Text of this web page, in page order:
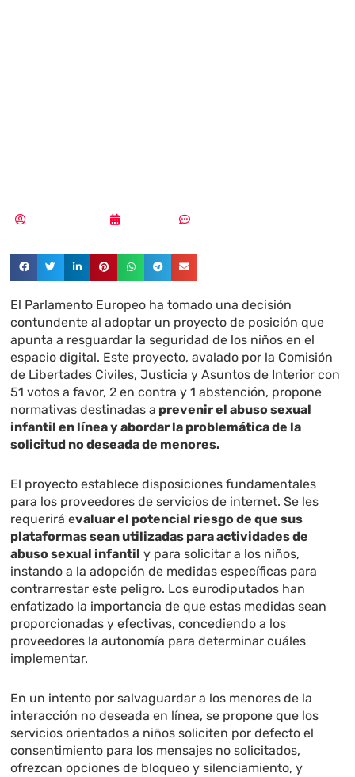
El Parlamento Europeo ha tomado una decisión
contundente al adoptar un proyecto de posición que
apunta a resguardar la seguridad de los niños en el
espacio digital. Este proyecto, avalado por la Comisión
de Libertades Civiles, Justicia y Asuntos de Interior con
51 votos a favor, 2 en contra y 1 abstención, propone
normativas destinadas a prevenir el abuso sexual
infantil en línea y abordar la problemática de la
solicitud no deseada de menores.
El proyecto establece disposiciones fundamentales
para los proveedores de servicios de internet. Se les
requerirá evaluar el potencial riesgo de que sus
plataformas sean utilizadas para actividades de
abuso sexual infantil y para solicitar a los niños,
instando a la adopción de medidas específicas para
contrarrestar este peligro. Los eurodiputados han
enfatizado la importancia de que estas medidas sean
proporcionadas y efectivas, concediendo a los
proveedores la autonomía para determinar cuáles
implementar.
En un intento por salvaguardar a los menores de la
interacción no deseada en línea, se propone que los
servicios orientados a niños soliciten por defecto el
consentimiento para los mensajes no solicitados,
ofrezcan opciones de bloqueo y silenciamiento, y